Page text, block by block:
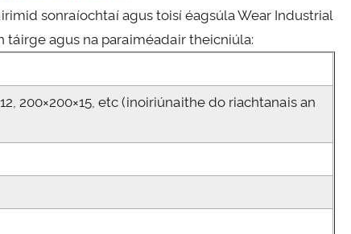
sonraíochtaí agus toisí éagsúla Wear Industrial
táirge agus na paraiméadair theicniúla:
200×200×15, etc (inoiriúnaithe do riachtanais an